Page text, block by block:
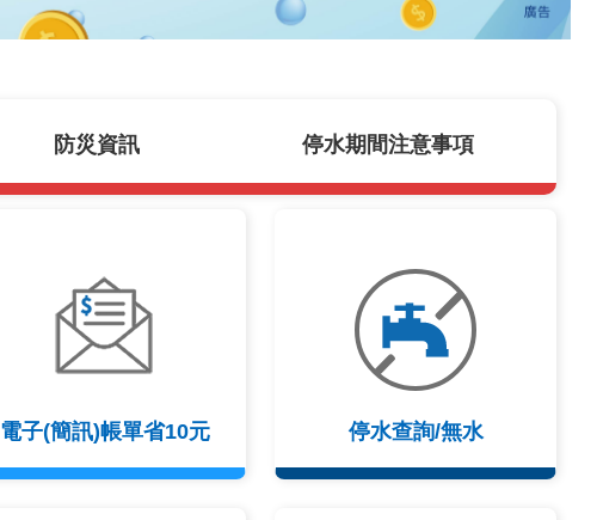
防災資訊 停水期間注意事項
電子(簡訊)帳單省10元 停水查詢/無水